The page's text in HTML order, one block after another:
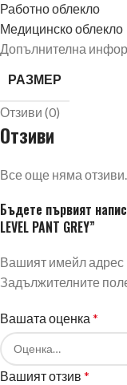
Работно облекло
Медицинско облекло
Допълнителна
РАЗМЕР
Отзиви (0)
Отзиви
Все още няма отзиви.
Бъдете първият
LEVEL PANT GREY”
Вашият имейл адрес
Задължителните
Вашата оценка *
Вашият отзив *